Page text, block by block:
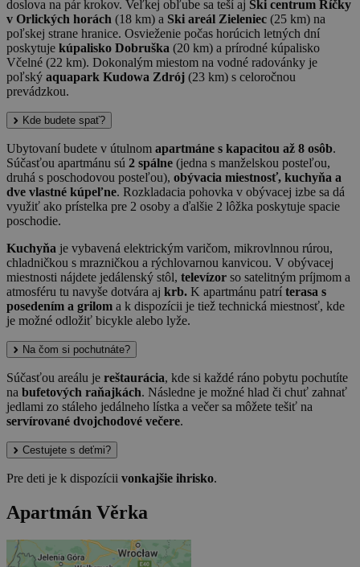
doslova na pár krokov. Veľkej obľube sa teší aj Ski centrum Říčky
v Orlických horách (18 km) a Ski areál Zieleniec (25 km) na
poľskej strane hranice. Osvieženie počas horúcich letných dní
poskytuje kúpalisko Dobruška (20 km) a prírodné kúpalisko
Včelné (22 km). Dokonalým miestom na vodné radovánky je
poľský aquapark Kudowa Zdrój (23 km) s celoročnou
prevádzkou.
Kde budete spať?
Ubytovaní budete v útulnom apartmáne s kapacitou až 8 osôb.
Súčasťou apartmánu sú 2 spálne (jedna s manželskou posteľou,
druhá s poschodovou posteľou), obývacia miestnosť, kuchyňa a
dve vlastné kúpeľne. Rozkladacia pohovka v obývacej izbe sa dá
využiť ako prístelka pre 2 osoby a ďalšie 2 lôžka poskytuje spacie
poschodie.
Kuchyňa je vybavená elektrickým varičom, mikrovlnnou rúrou,
chladničkou s mrazničkou a rýchlovarnou kanvicou. V obývacej
miestnosti nájdete jedálenský stôl, televízor so satelitným príjmom a
atmosféru tu navyše dotvára aj krb. K apartmánu patrí terasa s
posedením a grilom a k dispozícii je tiež technická miestnosť, kde
je možné odložiť bicykle alebo lyže.
Na čom si pochutnáte?
Súčasťou areálu je reštaurácia, kde si každé ráno pobytu pochutíte
na bufetových raňajkách. Následne je možné hlad či chuť zahnať
jedlami zo stáleho jedálneho lístka a večer sa môžete tešiť na
servírované dvojchodové večere.
Cestujete s deťmi?
Pre deti je k dispozícii vonkajšie ihrisko.
Apartmán Věrka